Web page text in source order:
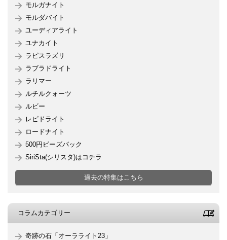
モルガナイト
モルダバイト
ユーディアライト
ユナカイト
ラピスラズリ
ラブラドライト
ラリマー
ルチルクォーツ
ルビー
レピドライト
ロードナイト
500円ビーズパック
SiriSta(シリスタ)はコチラ
過去の特集はこちら
コラムカテゴリー
奇跡の石「オーラライト23」